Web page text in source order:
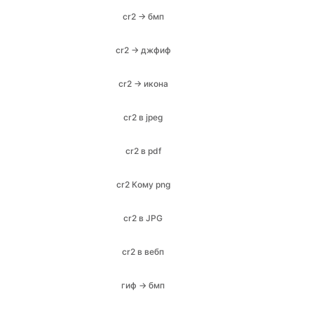
cr2 → икона
cr2 в jpeg
cr2 в pdf
cr2 Кому png
cr2 в JPG
cr2 в вебп
гиф → бмп
гиф → ико
гиф → джфиф